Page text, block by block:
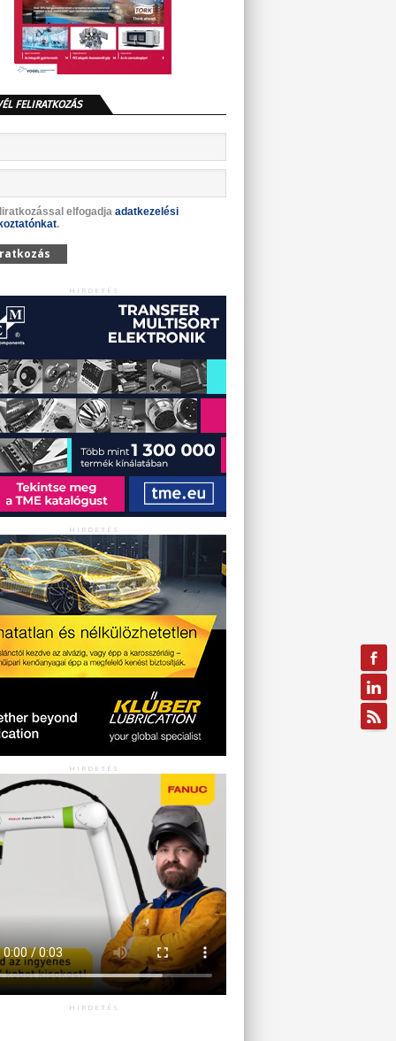
FELIRATKOZÁS
elfogadja adatkezelési
.
HIRDETÉS
HIRDETÉS
HIRDETÉS
HIRDETÉS